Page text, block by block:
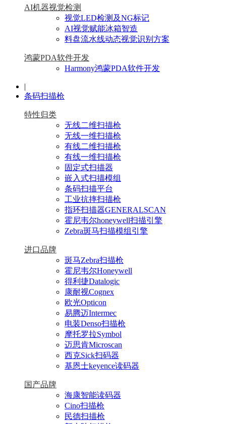
AI机器视觉检测
视觉LED检测及NG标记
AI视觉赋能冰箱智造
料盘流水线动态视觉识别方案
鸿蒙PDA软件开发
Harmony鸿蒙PDA软件开发
|
条码扫描枪
特性归类
无线二维扫描枪
无线一维扫描枪
有线二维扫描枪
有线一维扫描枪
固定式扫描器
嵌入式扫描模组
条码扫描平台
工业抗摔扫描枪
指环扫描器GENERALSCAN
霍尼韦尔honeywell扫描引擎
Zebra斑马扫描模组引擎
进口品牌
斑马Zebra扫描枪
霍尼韦尔Honeywell
得利捷Datalogic
康耐视Cognex
欧光Opticon
易腾迈Intermec
电装Denso扫描枪
摩托罗拉Symbol
迈思肯Microscan
西克Sick扫码器
基恩士keyence读码器
国产品牌
海康智能读码器
Cino扫描枪
民德扫描枪